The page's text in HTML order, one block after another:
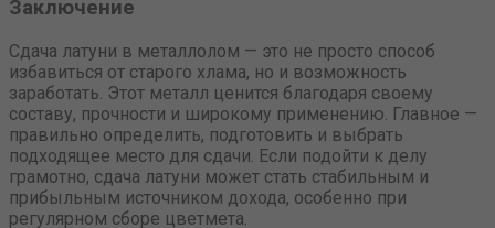
Заключение
Сдача латуни в металлолом — это не просто способ
избавиться от старого хлама, но и возможность
заработать. Этот металл ценится благодаря своему
составу, прочности и широкому применению. Главное —
правильно определить, подготовить и выбрать
подходящее место для сдачи. Если подойти к делу
грамотно, сдача латуни может стать стабильным и
прибыльным источником дохода, особенно при
регулярном сборе цветмета.